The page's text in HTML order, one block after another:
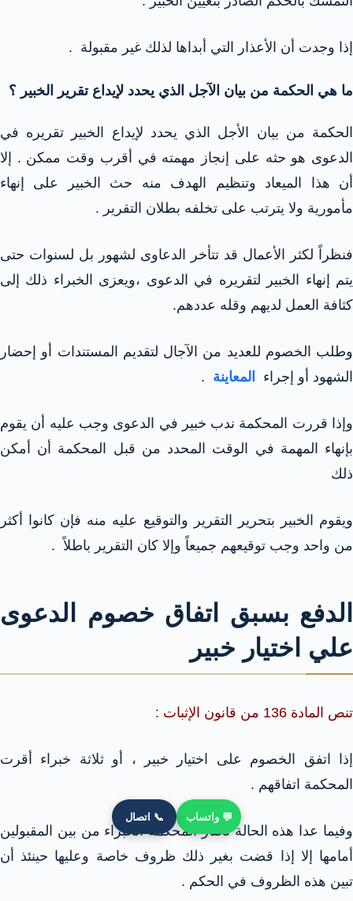
إذا وجدت أن الأعذار التي أبداها لذلك غير مقبولة .
ما هي الحكمة من بيان الآجل الذي يحدد لإيداع تقرير الخبير ؟
الحكمة من بيان الأجل الذي يحدد لإيداع الخبير تقريره في
الدعوى هو حثه على إنجاز مهمته في أقرب وقت ممكن . إلا
أن هذا الميعاد وتنظيم الهدف منه حث الخبير على إنهاء
مأمورية ولا يترتب على تخلفه بطلان التقرير .
فنظراً لكثر الأعمال قد تتأخر الدعاوى لشهور بل لسنوات حتى
يتم إنهاء الخبير لتقريره في الدعوى ،ويعزى الخبراء ذلك إلى
كثافة العمل لديهم وقله عددهم.
وطلب الخصوم للعديد من الآجال لتقديم المستندات أو إحضار
الشهود أو إجراء
المعاينة .
وإذا قررت المحكمة ندب خبير في الدعوى وجب عليه أن يقوم
بإنهاء المهمة في الوقت المحدد من قبل المحكمة أن أمكن
ذلك
ويقوم الخبير بتحرير التقرير والتوقيع عليه منه فإن كانوا أكثر
من واحد وجب توقيعهم جميعاً وإلا كان التقرير باطلاً .
الدفع بسبق اتفاق خصوم الدعوى
علي اختيار خبير
تنص المادة 136 من قانون الإثبات :
إذا اتفق الخصوم على اختيار خبير ، أو ثلاثة خبراء أقرت
المحكمة اتفاقهم .
وفيما عدا هذه الحالة تختار المحكمة الخبراء من بين المقبولين
أمامها إلا إذا قضت بغير ذلك ظروف خاصة وعليها حينئذ أن
تبين هذه الظروف في الحكم .
💬 واتساب 📞 اتصال